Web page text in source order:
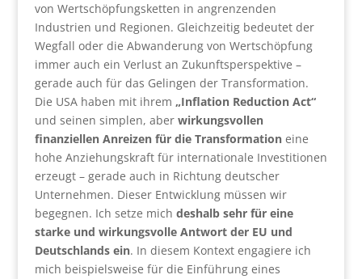
von Wertschöpfungsketten in angrenzenden
Industrien und Regionen. Gleichzeitig bedeutet der
Wegfall oder die Abwanderung von Wertschöpfung
immer auch ein Verlust an Zukunftsperspektive –
gerade auch für das Gelingen der Transformation.
Die USA haben mit ihrem „Inflation Reduction Act“
und seinen simplen, aber wirkungsvollen
finanziellen Anreizen für die Transformationeine
hohe Anziehungskraft für internationale Investitionen
erzeugt – gerade auch in Richtung deutscher
Unternehmen. Dieser Entwicklung müssen wir
begegnen. Ich setze mich deshalb sehr für eine
starke und wirkungsvolle Antwort der EU und
Deutschlands ein. In diesem Kontext engagiere ich
mich beispielsweise für die Einführung eines